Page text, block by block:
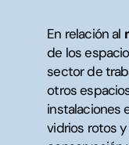
En relación al
de los
sector de
otros
instalaciones
vidrios rotos